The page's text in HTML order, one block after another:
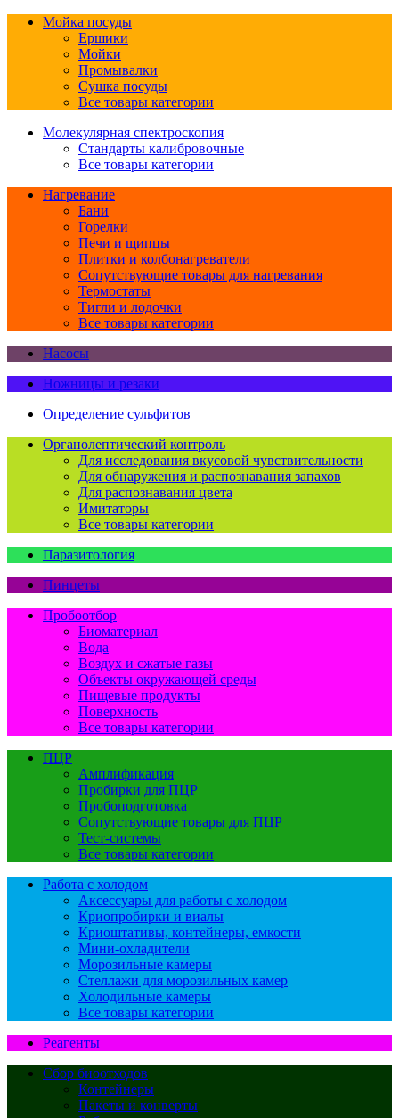
Мойка посуды
Ершики
Мойки
Промывалки
Сушка посуды
Все товары категории
Молекулярная спектроскопия
Стандарты калибровочные
Все товары категории
Нагревание
Бани
Горелки
Печи и щипцы
Плитки и колбонагреватели
Сопутствующие товары для нагревания
Термостаты
Тигли и лодочки
Все товары категории
Насосы
Ножницы и резаки
Определение сульфитов
Органолептический контроль
Для исследования вкусовой чувствительности
Для обнаружения и распознавания запахов
Для распознавания цвета
Имитаторы
Все товары категории
Паразитология
Пинцеты
Пробоотбор
Биоматериал
Вода
Воздух и сжатые газы
Объекты окружающей среды
Пищевые продукты
Поверхность
Все товары категории
ПЦР
Амплификация
Пробирки для ПЦР
Пробоподготовка
Сопутствующие товары для ПЦР
Тест-системы
Все товары категории
Работа с холодом
Аксессуары для работы с холодом
Криопробирки и виалы
Криоштативы, контейнеры, емкости
Мини-охладители
Морозильные камеры
Стеллажи для морозильных камер
Холодильные камеры
Все товары категории
Реагенты
Сбор биоотходов
Контейнеры
Пакеты и конверты